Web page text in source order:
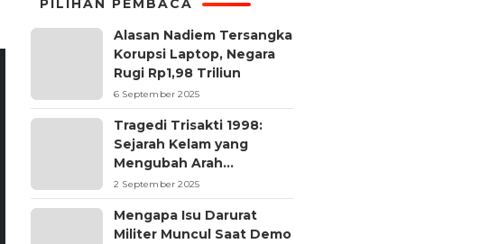
PILIHAN PEMBACA
Alasan Nadiem Tersangka
Korupsi Laptop, Negara
Rugi Rp1,98 Triliun
6 September 2025
Tragedi Trisakti 1998:
Sejarah Kelam yang
Mengubah Arah
Reformasi Indonesia
2 September 2025
Mengapa Isu Darurat
Militer Muncul Saat Demo